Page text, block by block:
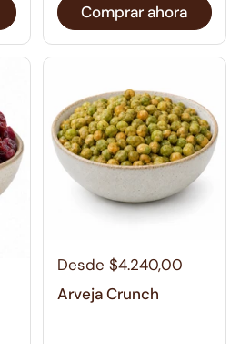
Comprar ahora
Desde $4.240,00
Arveja Crunch